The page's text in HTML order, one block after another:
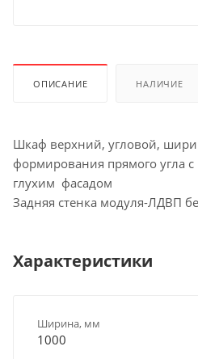
ОПИСАНИЕ НАЛИЧИЕ
Шкаф верхний, угловой,
формирования прямого угла
глухим фасадом
Задняя стенка модуля-ЛДВП
Характеристики
Ширина, мм
1000